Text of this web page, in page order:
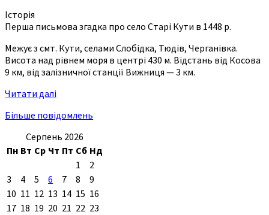
Історія
Перша письмова згадка про село Старі Кути в 1448 р.
Межує з смт. Кути, селами Слобідка, Тюдів, Черганівка.
Висота над рівнем моря в центрі 430 м. Відстань від Косова
9 км, від залізничної станції Вижниця — 3 км.
Читати далі
Більше повідомлень
Серпень 2026
Пн Вт Ср Чт Пт Сб Нд
1
2
3
4 5 6 7 8
9
10 11 12 13 14 15 16
17 18 19 20 21 22 23